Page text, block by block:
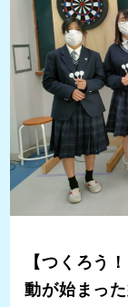
【つくろう
動が始まっ